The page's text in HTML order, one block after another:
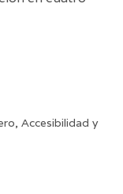
Accesibilidad y